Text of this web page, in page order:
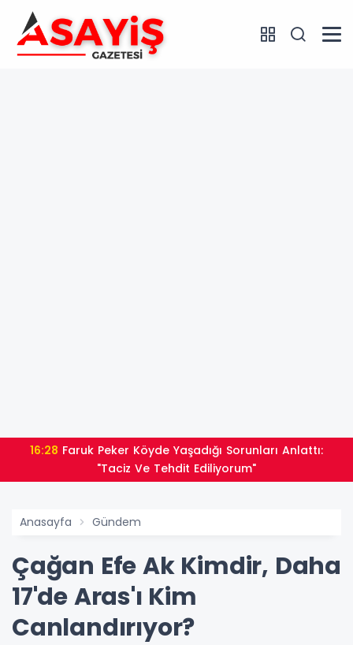
16:28
"Taciz Ve Tehdit Ediliyorum"
Anasayfa Gündem
Çağan Efe Ak Kimdir, Daha
17'de Aras'ı Kim
Canlandırıyor?